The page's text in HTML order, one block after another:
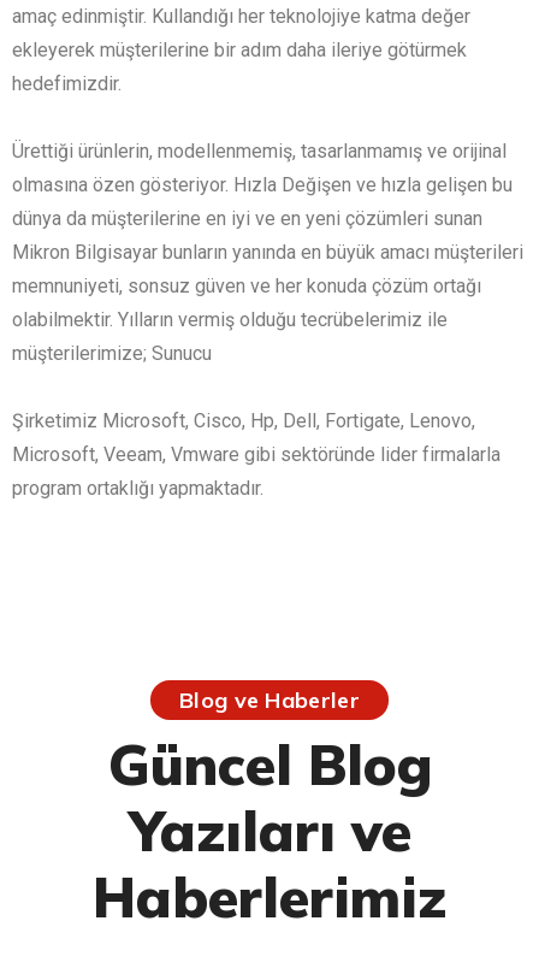
amaç edinmiştir. Kullandığı her teknolojiye katma değer
ekleyerek müşterilerine bir adım daha ileriye götürmek
hedefimizdir.
Ürettiği ürünlerin, modellenmemiş, tasarlanmamış ve orijinal
olmasına özen gösteriyor. Hızla Değişen ve hızla gelişen bu
dünya da müşterilerine en iyi ve en yeni çözümleri sunan
Mikron Bilgisayar bunların yanında en büyük amacı müşterileri
memnuniyeti, sonsuz güven ve her konuda çözüm ortağı
olabilmektir. Yılların vermiş olduğu tecrübelerimiz ile
müşterilerimize; Sunucu
Şirketimiz Microsoft, Cisco, Hp, Dell, Fortigate, Lenovo,
Microsoft, Veeam, Vmware gibi sektöründe lider firmalarla
program ortaklığı yapmaktadır.
Blog ve Haberler
Güncel Blog
Yazıları ve
Haberlerimiz